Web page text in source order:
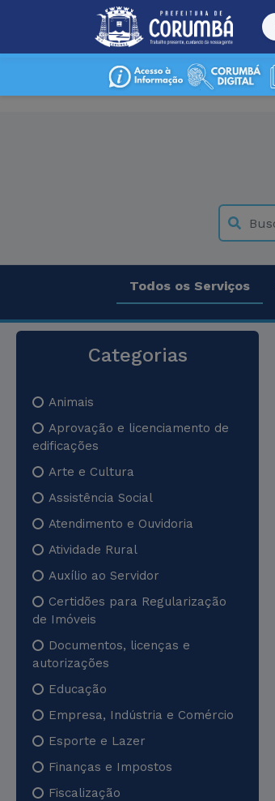
Todos os Serviços
Categorias
Animais
Aprovação e licenciamento de
edificações
Arte e Cultura
Assistência Social
Atendimento e Ouvidoria
Atividade Rural
Auxílio ao Servidor
Certidões para Regularização
de Imóveis
Documentos, licenças e
autorizações
Educação
Empresa, Indústria e Comércio
Esporte e Lazer
Finanças e Impostos
Fiscalização